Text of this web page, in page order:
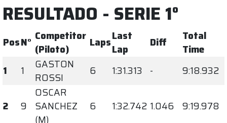
RESULTADO - SERIE 1°
PosN° Competitor
(Piloto)
LapsLast
Lap
Diff
Total
Time
1
1
GASTON
ROSSI
6 1:31.313 - 9:18.932
2 9
OSCAR
SANCHEZ
(M)
6 1:32.742 1.046 9:19.978